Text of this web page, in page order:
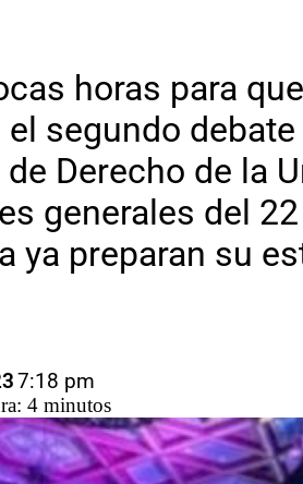
horas para
el segundo
Derecho de la
generales del
ya preparan su
7:18 pm
4 minutos